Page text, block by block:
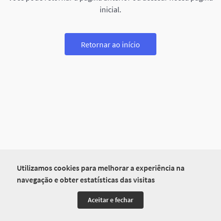
Utilizamos cookies para melhorar a experiência na
navegação e obter estatísticas das visitas
Aceitar e fechar
inicial.
Retornar ao início